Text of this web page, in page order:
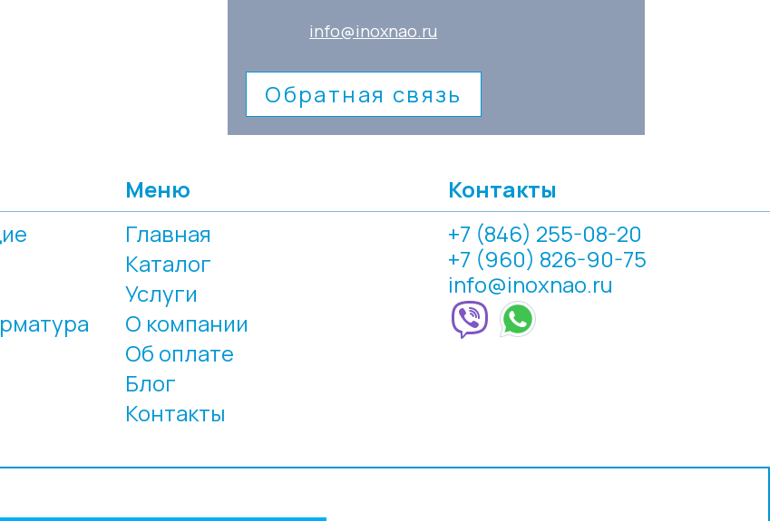
info@inoxnao.ru
Обратная связь
Меню
Главная
Каталог
Услуги
О компании
Об оплате
Блог
Контакты
Контакты
+7 (846) 255-08-20
+7 (960) 826-90-75
info@inoxnao.ru